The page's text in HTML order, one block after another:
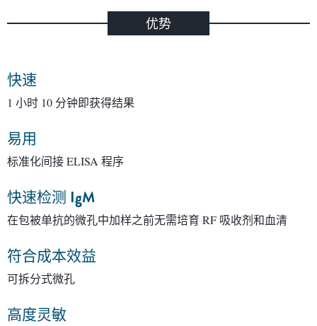
优势
快速
1 小时 10 分钟即获得结果
易用
标准化间接 ELISA 程序
快速检测 IgM
在包被单抗的微孔中加样之前无需培育 RF 吸收剂和血清
符合成本效益
可拆分式微孔
高度灵敏